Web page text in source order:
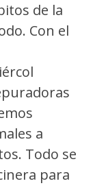
de la
Con el
a
Todo se
para